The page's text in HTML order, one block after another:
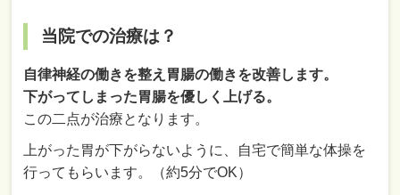
当院での治療は？
自律神経の働きを整え胃腸の働きを改善します。
下がってしまった胃腸を優しく上げる。
この二点が治療となります。
上がった胃が下がらないように、自宅で簡単な体操を
行ってもらいます。（約5分でOK）